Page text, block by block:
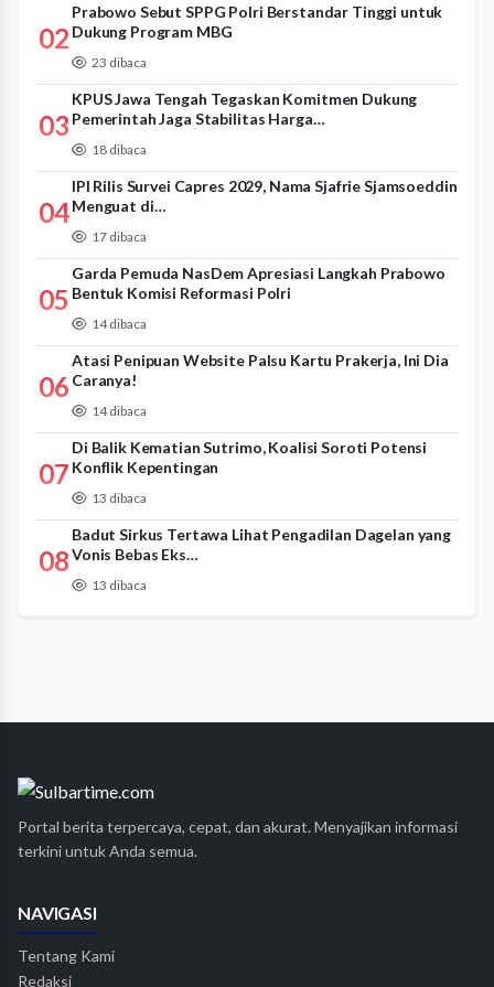
02
Prabowo Sebut SPPG Polri Berstandar Tinggi untuk
Dukung Program MBG
23 dibaca
03
KPUS Jawa Tengah Tegaskan Komitmen Dukung
Pemerintah Jaga Stabilitas Harga…
18 dibaca
04
IPI Rilis Survei Capres 2029, Nama Sjafrie Sjamsoeddin
Menguat di…
17 dibaca
05
Garda Pemuda NasDem Apresiasi Langkah Prabowo
Bentuk Komisi Reformasi Polri
14 dibaca
06
Atasi Penipuan Website Palsu Kartu Prakerja, Ini Dia
Caranya!
14 dibaca
07
Di Balik Kematian Sutrimo, Koalisi Soroti Potensi
Konflik Kepentingan
13 dibaca
08
Badut Sirkus Tertawa Lihat Pengadilan Dagelan yang
Vonis Bebas Eks…
13 dibaca
Portal berita terpercaya, cepat, dan akurat. Menyajikan informasi
terkini untuk Anda semua.
NAVIGASI
Tentang Kami
Redaksi